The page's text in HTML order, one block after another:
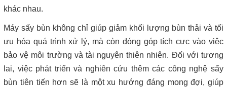
khác nhau.
Máy sấy bùn không chỉ giúp giảm khối lượng bùn thải và tối
ưu hóa quá trình xử lý, mà còn đóng góp tích cực vào việc
bảo vệ môi trường và tài nguyên thiên nhiên. Đối với tương
lai, việc phát triển và nghiên cứu thêm các công nghệ sấy
bùn tiên tiến hơn sẽ là một xu hướng đáng mong đợi, giúp